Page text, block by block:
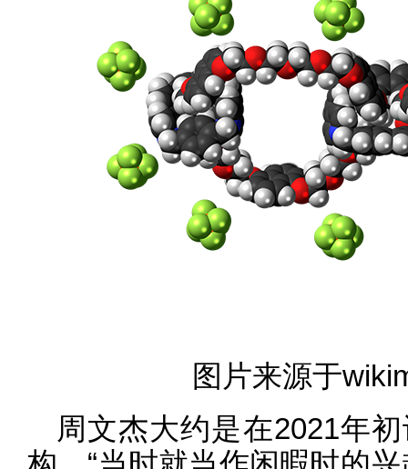
图片来源于
周文杰大约是在2021年